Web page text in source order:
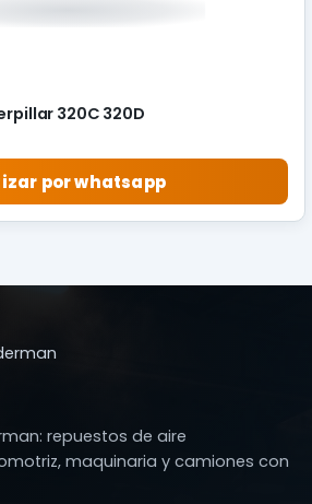
320C 320D
por whatsapp
repuestos de aire
maquinaria y camiones con